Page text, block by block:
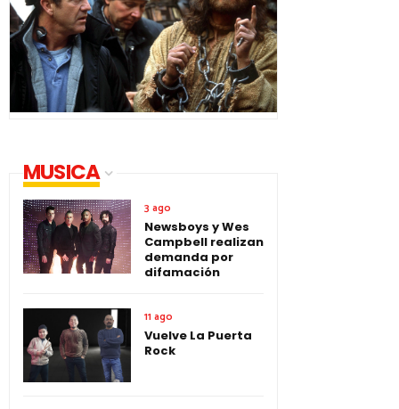
MUSICA
3 ago
Newsboys y Wes
Campbell realizan
demanda por
difamación
11 ago
Vuelve La Puerta
Rock